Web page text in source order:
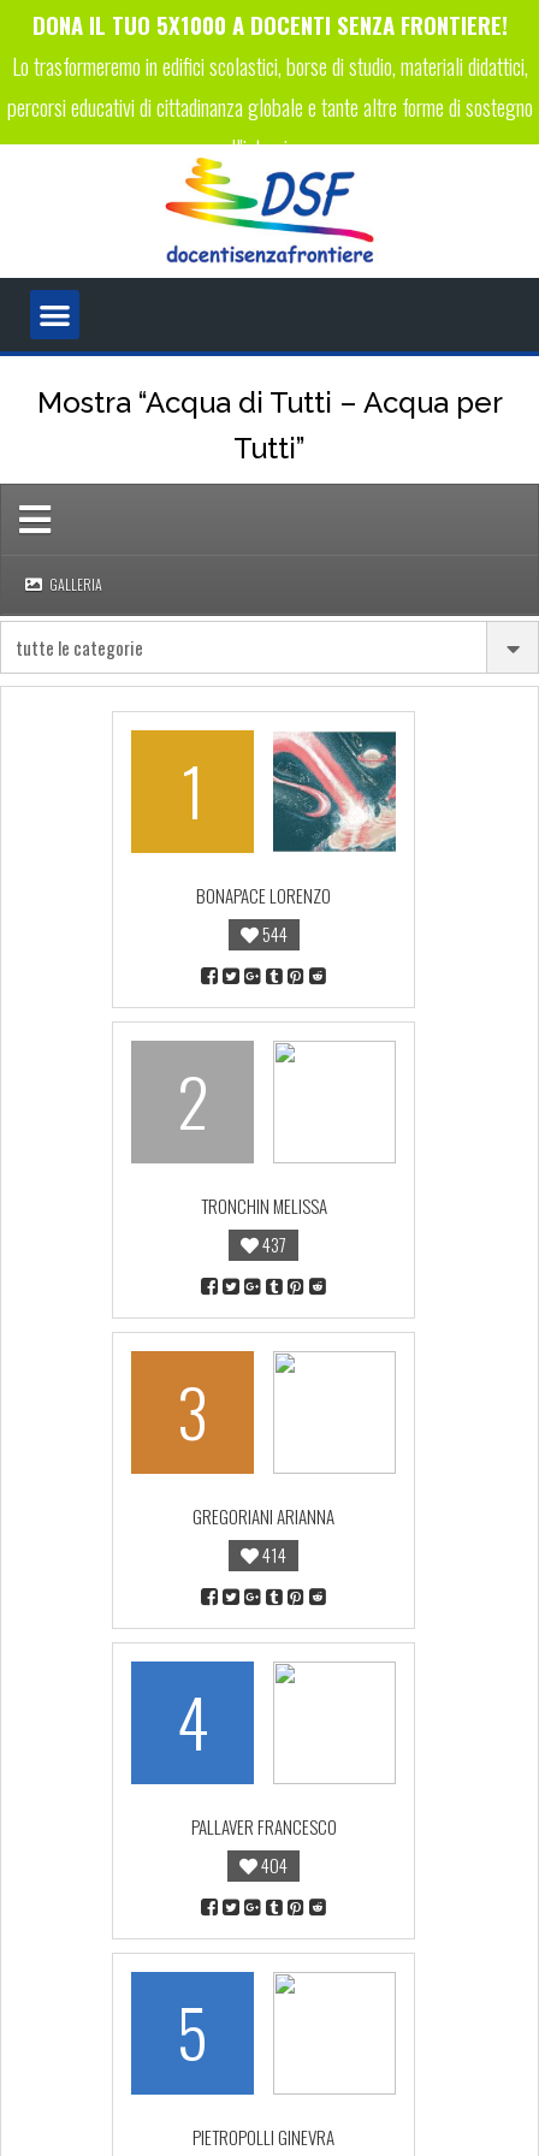
DONA IL TUO 5X1000 A DOCENTI SENZA FRONTIERE!
Lo trasformeremo in edifici scolastici, borse di studio, materiali didattici,
percorsi educativi di cittadinanza globale e tante altre forme di sostegno
all'istruzione.
INSERISCI IL CODICE FISCALE 96089450223 NELLA TUA
DICHIARAZIONE DEI REDDITI!
Mostra “Acqua di Tutti – Acqua per
Tutti”
GALLERIA
1
BONAPACE LORENZO
544
2
TRONCHIN MELISSA
437
3
GREGORIANI ARIANNA
414
4
PALLAVER FRANCESCO
404
5
PIETROPOLLI GINEVRA